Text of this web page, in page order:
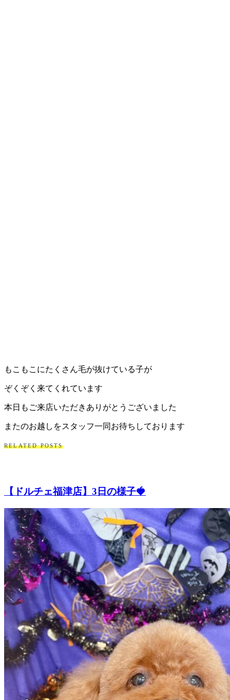
もこもこにたくさん毛が抜けている子が
ぞくぞく来てくれています
本日もご来店いただきありがとうございました
またのお越しをスタッフ一同お待ちしております
RELATED POSTS
【ドルチェ福津店】3日の様子🍓